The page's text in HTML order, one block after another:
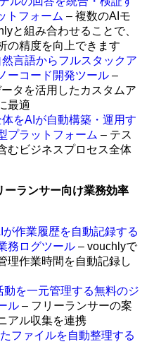
トフォーム – 複数のAIモ
と組み合わせることで、
の精度を向上できます
言語からフルスタックア
ーコード開発ツール –
タを活用したカスタムア
最適
をAIが自動構築・運用す
プラットフォーム – テス
むビジネスプロセス全体
ーランサー向け業務効率
作業履歴を自動記録する
務ログツール – vouchlyで
理作業時間を自動記録し
動を一元管理する無料のジ
ル – フリーランサーの案
アル収集を連携
ファイルを自動整理する